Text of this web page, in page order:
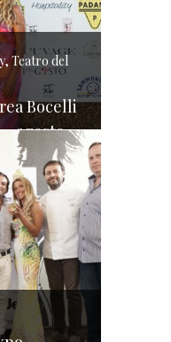
Teatro del
Bocelli
2015